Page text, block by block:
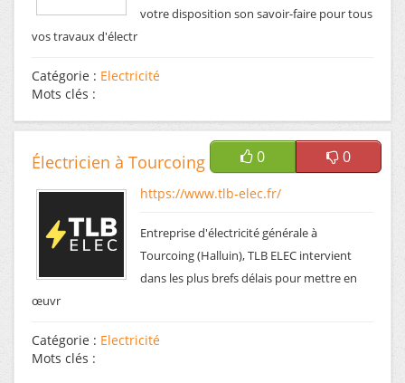
votre disposition son savoir-faire pour tous
vos travaux d'électr
Catégorie : Electricité
Mots clés :
0 0
Électricien à Tourcoing
https://www.tlb-elec.fr/
Entreprise d'électricité générale à
Tourcoing (Halluin), TLB ELEC intervient
dans les plus brefs délais pour mettre en
œuvr
Catégorie : Electricité
Mots clés :